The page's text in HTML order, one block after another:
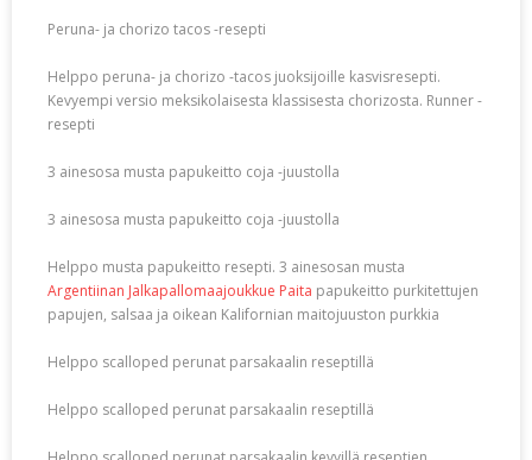
Peruna- ja chorizo ​​tacos -resepti
Helppo peruna- ja chorizo ​​-tacos juoksijoille kasvisresepti.
Kevyempi versio meksikolaisesta klassisesta chorizosta. Runner -
resepti
3 ainesosa musta papukeitto coja -juustolla
3 ainesosa musta papukeitto coja -juustolla
Helppo musta papukeitto resepti. 3 ainesosan musta
Argentiinan Jalkapallomaajoukkue Paita papukeitto purkitettujen
papujen, salsaa ja oikean Kalifornian maitojuuston purkkia
Helppo scalloped perunat parsakaalin reseptillä
Helppo scalloped perunat parsakaalin reseptillä